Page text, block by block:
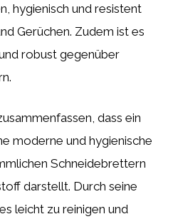
hygienisch und resistent
Gerüchen. Zudem ist es
robust gegenüber
dass ein
moderne und hygienische
Schneidebrettern
darstellt. Durch seine
leicht zu reinigen und